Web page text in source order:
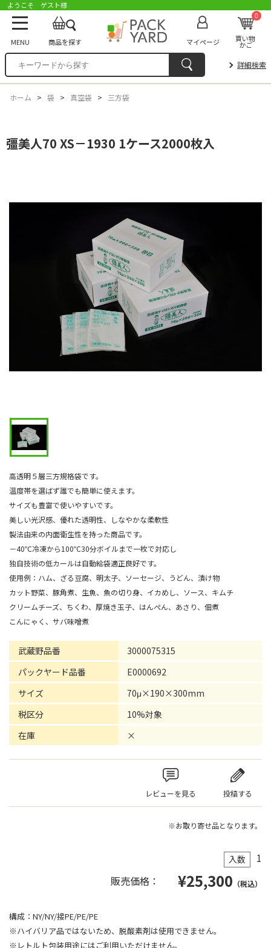
ようこそ ゲスト様
MENU 商品を探す マイページ
0
買い物
かご
詳細検索
ホーム > 袋 > 真空袋 > 三方袋
彊美人70 XS－1930 1ケース2000枚入
高透明５層三方規格袋です。
温度帯を選ばず誰でも簡単に使えます。
サイズも豊富で使いやすいです。
美しい光沢感、優れた透明性、しなやかな柔軟性
製法由来の内面衛生性を持った商品です。
－40℃冷凍から100℃30分ボイルまで一枚で対応し
独自技術の低カールは自動給袋適正良好です。
使用例：ハム、ざる豆腐、明太子、ソーセージ、うどん、漬け物
カット野菜、豚角煮、生魚、魚の切り身、イカめし、ソース、キムチ
クリームチーズ、ちくわ、厚焼き玉子、はんぺん、あさり、佃煮
こんにゃく、サバ味噌煮
武蔵野品番
3000075315
パックヤード品番
E0000692
サイズ
70μ×190×300mm
税区分
10%対象
在庫
×
レビューを見る 投稿する
※お取り寄せ品となります。
入数
1
販売価格：
¥25,300 （税込）
構成：NY/NY/接PE/PE/PE
※ハイバリア品ではないため、脱酸素剤は使用できません。
※レトルト包装用途にはご利用いただけません。